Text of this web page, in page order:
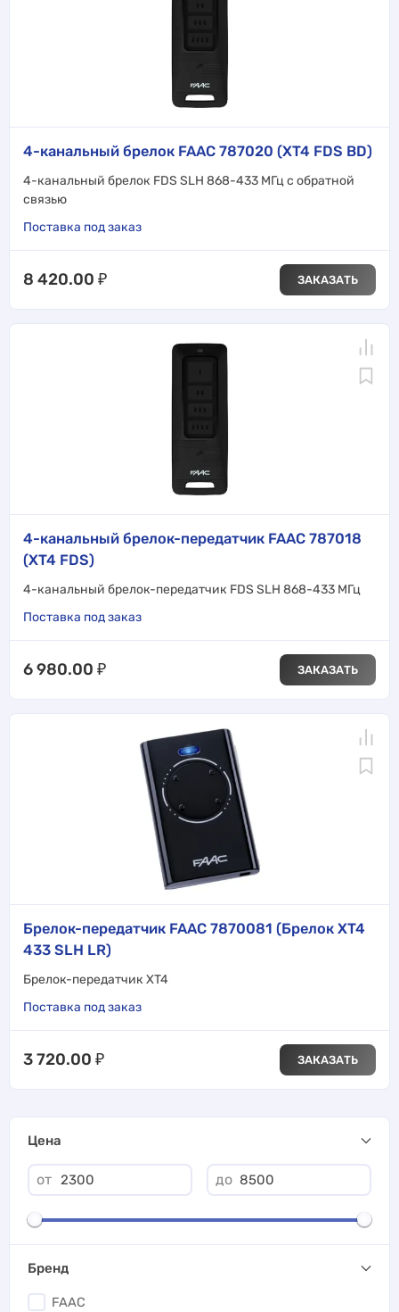
4-канальный брелок FAAC 787020 (XT4 FDS BD)
4-канальный брелок FDS SLH 868-433 МГц с обратной
связью
Поставка под заказ
8 420.00 ₽ ЗАКАЗАТЬ
4-канальный брелок-передатчик FAAC 787018
(XT4 FDS)
4-канальный брелок-передатчик FDS SLH 868-433 МГц
Поставка под заказ
6 980.00 ₽ ЗАКАЗАТЬ
Брелок-передатчик FAAC 7870081 (Брелок XT4
433 SLH LR)
Брелок-передатчик XT4
Поставка под заказ
3 720.00 ₽ ЗАКАЗАТЬ
Цена
от до
Бренд
FAAC